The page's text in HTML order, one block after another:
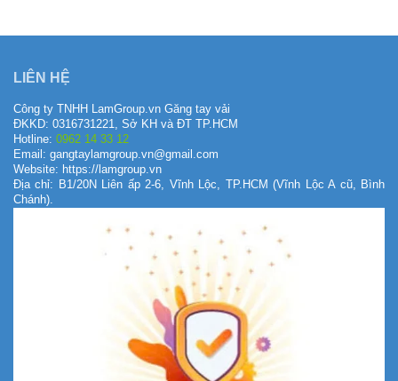
LIÊN HỆ
Công ty TNHH LamGroup.vn Găng tay vải
ĐKKD: 0316731221, Sở KH và ĐT TP.HCM
Hotline: 0962 14 33 12
Email: gangtaylamgroup.vn@gmail.com
Website: https://lamgroup.vn
Địa chỉ: B1/20N Liên ấp 2-6, Vĩnh Lộc, TP.HCM (Vĩnh Lộc A cũ, Bình
Chánh).